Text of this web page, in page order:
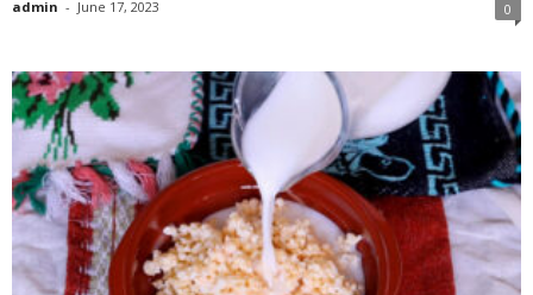
admin - June 17, 2023 0